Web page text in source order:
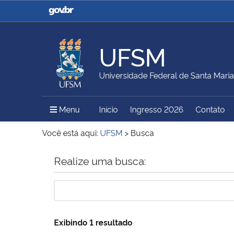
Casa Civil
Ministério da Justiça e
Ministério da Agricultura,
Pecuária e Abastecimento
Ministério da Educação
Ministério do Meio Ambiente Ministério do Turismo
UFSM
Universidade Federal de Santa Maria
Menu Menu Principal do Sítio
Início Ingresso 2026 Contato
Você está aqui: UFSM > Busca
Início do conteúdo
Realize uma busca:
Exibindo 1 resultado